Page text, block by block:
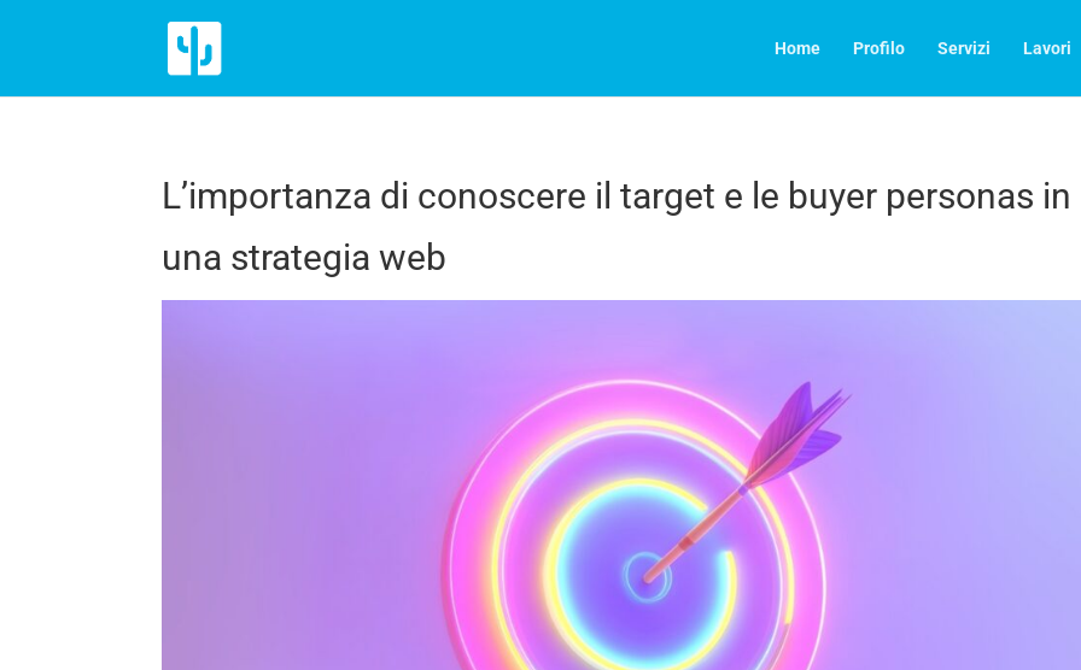
Home Profilo Servizi Lavori
L’importanza di conoscere il target e le buyer personas in
una strategia web